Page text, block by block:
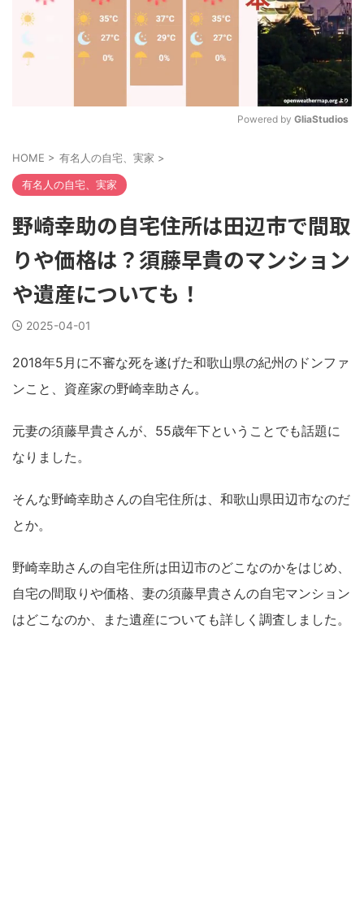
Powered by GliaStudios
HOME > 有名人の自宅、実家 >
有名人の自宅、実家
野崎幸助の自宅住所は田辺市で間取
りや価格は？須藤早貴のマンション
や遺産についても！
2025-04-01
2018年5月に不審な死を遂げた和歌山県の紀州のドンファ
ンこと、資産家の野崎幸助さん。
元妻の須藤早貴さんが、55歳年下ということでも話題に
なりました。
そんな野崎幸助さんの自宅住所は、和歌山県田辺市なのだ
とか。
野崎幸助さんの自宅住所は田辺市のどこなのかをはじめ、
自宅の間取りや価格、妻の須藤早貴さんの自宅マンション
はどこなのか、また遺産についても詳しく調査しました。